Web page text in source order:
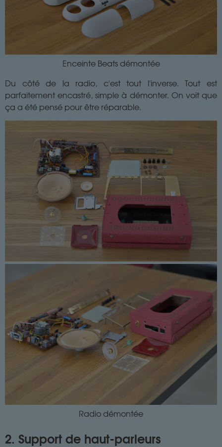
Enceinte Beats démontée
Du côté de la radio, c'est tout l'inverse. Tout est
parfaitement encastré, simple à démonter. On voit que
ça a été pensé pour être réparable.
Radio démontée
2. Support de haut-parleurs